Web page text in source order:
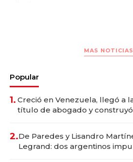
MAS NOTICIAS
Popular
1. Creció en Venezuela, llegó a
título de abogado y
2.De Paredes y Lisandro
Legrand: dos argentinos